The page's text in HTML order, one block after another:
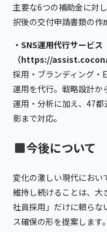
主要な6つの補助金に対
択後の交付申請書類の作
・SNS運用代行サービス
（https://
採用・ブランディング・
運用を代行。戦略設計か
運用・分析に加え、47
影まで対応。
今後について
変化の激しい現代におい
維持し続けることは、大
社員採用」だけに頼らな
ス確保の形を提案します。